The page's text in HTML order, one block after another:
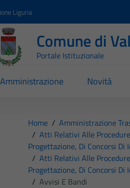
Liguria
Comune di
Portale Istituzionale
Amministrazione Novità
Home / Amministrazione
/ Atti Relativi Alle
Progettazione, Di Concorsi Di
/ Atti Relativi Alle
Progettazione, Di Concorsi Di
/ Avvisi E Bandi